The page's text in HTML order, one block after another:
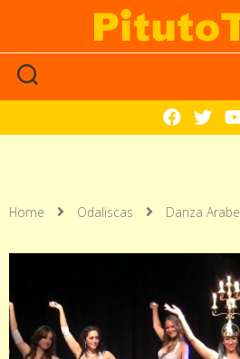
Home Odaliscas Danza Arabe